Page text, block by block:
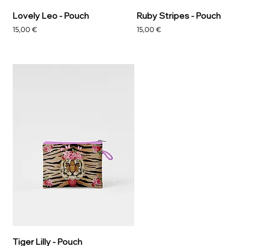
Lovely Leo - Pouch
Precio
15,00 €
Ruby Stripes - Pouch
Precio
15,00 €
Tiger Lilly - Pouch